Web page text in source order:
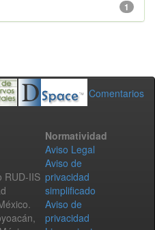
1
Comentarios
RUD-IIS
Normatividad
Aviso Legal
Aviso de
privacidad
simplificado
Aviso de
privacidad